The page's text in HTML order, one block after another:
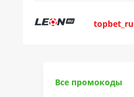
topbet_ru
Все промокоды